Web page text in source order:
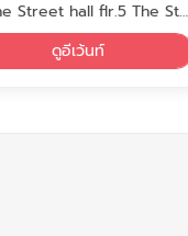
Street hall flr.5 The Street Ratchada
ดูอีเว้นท์